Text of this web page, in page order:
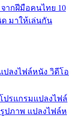
จากฝีมือคนไทย 10
มาให้เล่นกัน
แปลงไฟล์หนัง วิดีโอ
ปรแกรมแปลงไฟล์
ปภาพ แปลงไฟล์ห